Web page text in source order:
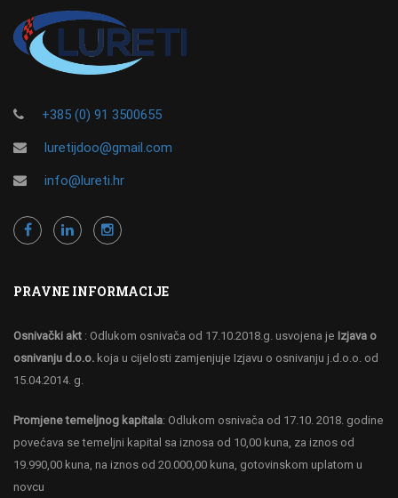
+385 (0) 91 3500655
luretijdoo@gmail.com
info@lureti.hr
PRAVNE INFORMACIJE
Osnivački akt : Odlukom osnivača od 17.10.2018.g. usvojena je Izjava o
osnivanju d.o.o. koja u cijelosti zamjenjuje Izjavu o osnivanju j.d.o.o. od
15.04.2014. g.
Promjene temeljnog kapitala: Odlukom osnivača od 17.10. 2018. godine
povećava se temeljni kapital sa iznosa od 10,00 kuna, za iznos od
19.990,00 kuna, na iznos od 20.000,00 kuna, gotovinskom uplatom u
novcu